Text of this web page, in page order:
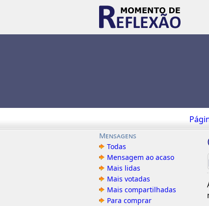
Mensagens
Todas
Mensagem ao acaso
Mais lidas
Mais votadas
Mais compartilhadas
Para comprar